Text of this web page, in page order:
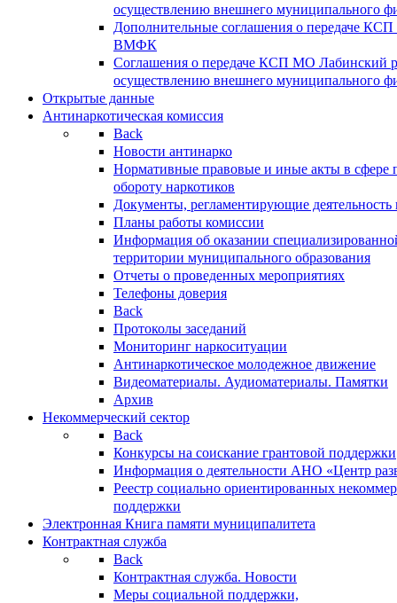
осуществлению внешнего муниципального
Дополнительные соглашения о передаче
ВМФК
Соглашения о передаче КСП МО Лабинский
осуществлению внешнего муниципального
Открытые данные
Антинаркотическая комиссия
Back
Новости антинарко
Нормативные правовые и иные акты в сфере
обороту наркотиков
Документы, регламентирующие деятельность
Планы работы комиссии
Информация об оказании
территории муниципального образования
Отчеты о проведенных мероприятиях
Телефоны доверия
Back
Протоколы заседаний
Мониторинг наркоситуации
Антинаркотическое молодежное движение
Видеоматериалы. Аудиоматериалы. Памятки
Архив
Некоммерческий сектор
Back
Конкурсы на соискание грантовой поддержки
Информация о деятельности АНО «Центр
Реестр социально ориентированных
поддержки
Электронная Книга памяти муниципалитета
Контрактная служба
Back
Контрактная служба. Новости
Меры социальной поддержки,